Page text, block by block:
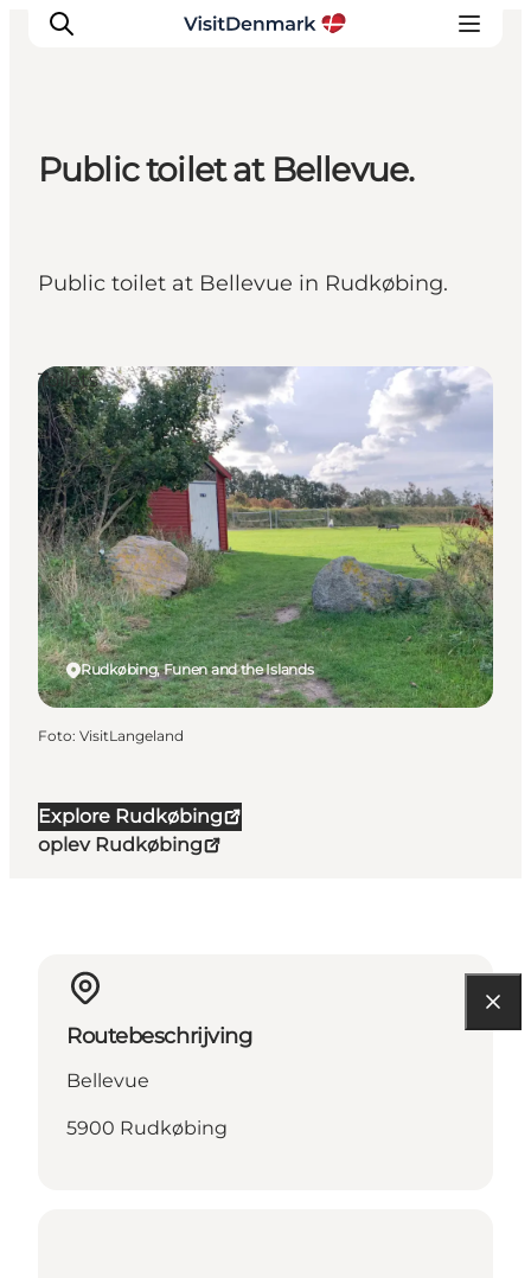
Wat te doen
Public toilet at Bellevue.
Public toilet at Bellevue in Rudkøbing.
Explore Rudkøbing
oplev Rudkøbing
Rudkøbing, Funen and the Islands
Toilets
Foto: VisitLangeland
Routebeschrijving
Bellevue
5900 Rudkøbing